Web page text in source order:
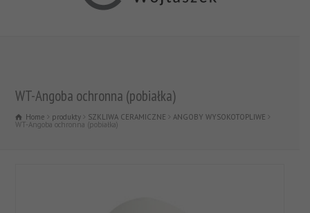
WT-Angoba ochronna (pobiałka)
Home produkty SZKLIWA CERAMICZNE ANGOBY WYSOKOTOPLIWE
WT-Angoba ochronna (pobiałka)